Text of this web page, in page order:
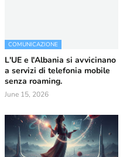
COMUNICAZIONE
L'UE e l'Albania si avvicinano
a servizi di telefonia mobile
senza roaming.
June 15, 2026